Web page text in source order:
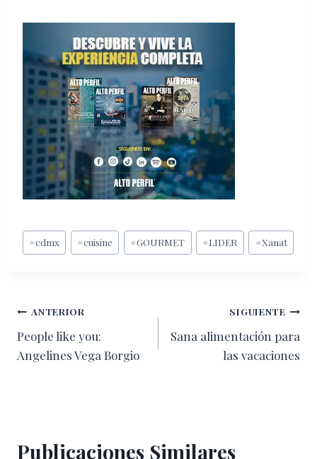
Etiquetas
de
#cdmx #cuisine #GOURMET #LIDER #Xanat
Navegación
de
ANTERIOR
People like you:
Angelines Vega Borgio
SIGUIENTE
Sana alimentación para
las vacaciones
Publicaciones Similares